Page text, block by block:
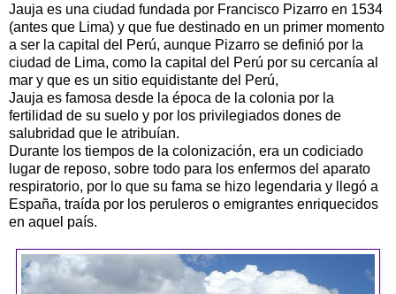
Jauja es una ciudad fundada por Francisco Pizarro en 1534
(antes que Lima) y que fue destinado en un primer momento
a ser la capital del Perú, aunque Pizarro se definió por la
ciudad de Lima, como la capital del Perú por su cercanía al
mar y que es un sitio equidistante del Perú,
Jauja es famosa desde la época de la colonia por la
fertilidad de su suelo y por los privilegiados dones de
salubridad que le atribuían.
Durante los tiempos de la colonización, era un codiciado
lugar de reposo, sobre todo para los enfermos del aparato
respiratorio, por lo que su fama se hizo legendaria y llegó a
España, traída por los peruleros o emigrantes enriquecidos
en aquel país.